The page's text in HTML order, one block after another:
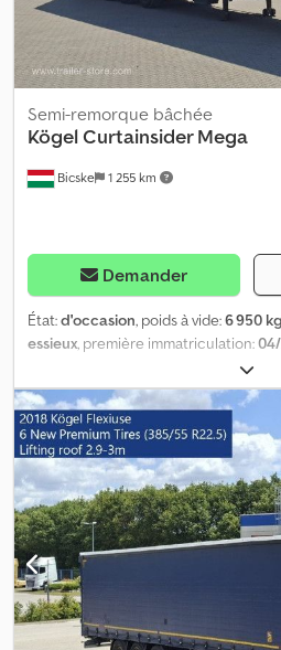
Bicske 1 255 km
Semi-remorque bâchée
KögelCurtainsider Mega
Demander
État:d'occasion, poids à vide:6 950 kg
essieux, première immatriculation:
, Poids à vide : 6
notre site web une présentation de
disponibles. Vous avez besoin d’un
proposons des solutions de
contrats d’entretien complets et des
serions ravis de vous conseiller
Aasztmipe Tea